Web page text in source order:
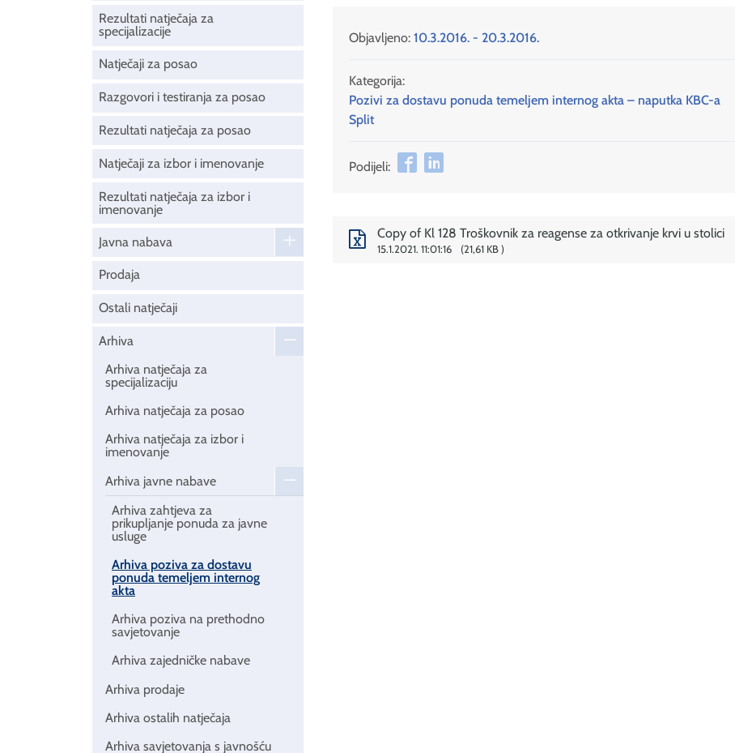
Rezultati natječaja za
specijalizacije
Natječaji za posao
Razgovori i testiranja za posao
Rezultati natječaja za posao
Natječaji za izbor i imenovanje
Rezultati natječaja za izbor i
imenovanje
Javna nabava
Prodaja
Ostali natječaji
Arhiva
Arhiva natječaja za
specijalizaciju
Arhiva natječaja za posao
Arhiva natječaja za izbor i
imenovanje
Arhiva javne nabave
Arhiva zahtjeva za
prikupljanje ponuda za javne
usluge
Arhiva poziva za dostavu
ponuda temeljem internog
akta
Arhiva poziva na prethodno
savjetovanje
Arhiva zajedničke nabave
Arhiva prodaje
Arhiva ostalih natječaja
Arhiva savjetovanja s javnošću
Objavljeno: 10.3.2016. - 20.3.2016.
Kategorija:
Pozivi za dostavu ponuda temeljem internog akta – naputka KBC-a
Split
Podijeli:
Copy of Kl 128 Troškovnik za reagense za otkrivanje krvi u stolici
15.1.2021. 11:01:16 21,61 KB